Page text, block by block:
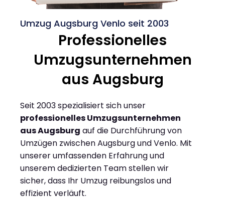
Umzug Augsburg Venlo seit 2003
Professionelles
Umzugsunternehmen
aus Augsburg
Seit 2003 spezialisiert sich unser
professionelles Umzugsunternehmen
aus Augsburg auf die Durchführung von
Umzügen zwischen Augsburg und Venlo. Mit
unserer umfassenden Erfahrung und
unserem dedizierten Team stellen wir
sicher, dass Ihr Umzug reibungslos und
effizient verläuft.